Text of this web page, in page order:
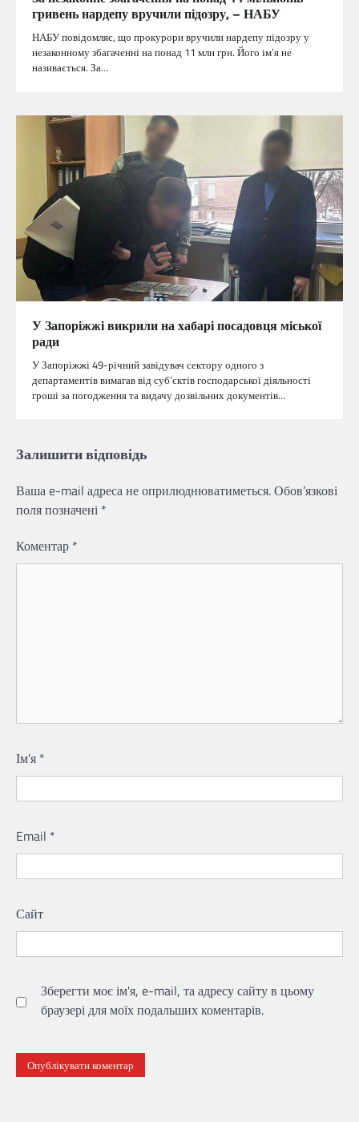
гривень нардепу вручили підозру, – НАБУ
НАБУ повідомляє, що прокурори вручили нардепу підозру у
незаконному збагаченні на понад 11 млн грн. Його ім’я не
називається. За…
У Запоріжжі викрили на хабарі посадовця міської
ради
У Запоріжжі 49-річний завідувач сектору одного з
департаментів вимагав від суб’єктів господарської діяльності
гроші за погодження та видачу дозвільних документів…
Залишити відповідь
Ваша e-mail адреса не оприлюднюватиметься.Обов’язкові
поля позначені *
Коментар *
Ім'я *
Email *
Сайт
Зберегти моє ім'я, e-mail, та адресу сайту в цьому
браузері для моїх подальших коментарів.